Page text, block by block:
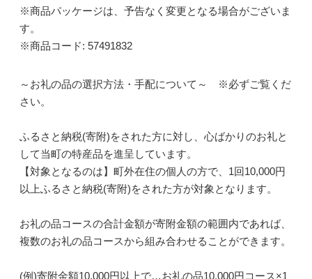
※商品パッケージは、予告なく変更となる場合がございま
す。
※商品コード: 57491832
～お礼の品の選択方法・手配について～ ※必ずご覧くだ
さい。
ふるさと納税(寄附)をされた方に対し、心ばかりのお礼と
して当町の特産品を進呈しています。
【対象となるのは】町外在住の個人の方で、1回10,000円
以上ふるさと納税(寄附)をされた方が対象となります。
お礼の品コースの合計金額が寄附金額の範囲内であれば、
複数のお礼の品コースから組み合わせることができます。
(例)寄附金額10,000円以上で…お礼の品10,000円コース×1